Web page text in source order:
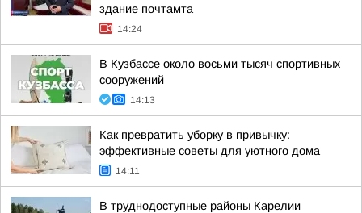
здание почтамта
14:24
В Кузбассе около восьми тысяч спортивных
сооружений
14:13
Как превратить уборку в привычку:
эффективные советы для уютного дома
14:11
В труднодоступные районы Карелии